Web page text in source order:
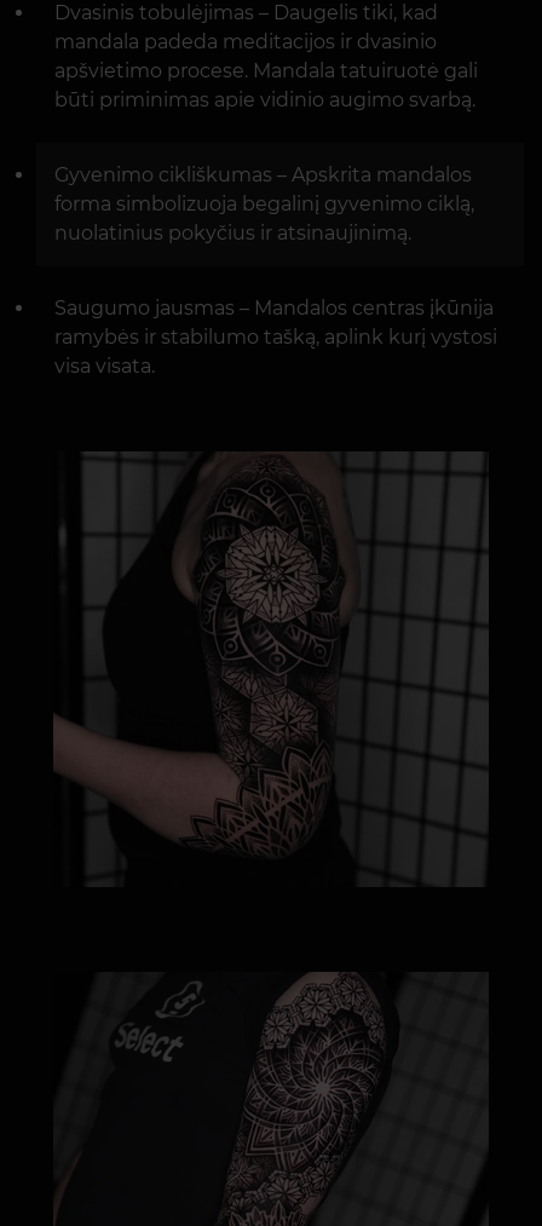
Dvasinis tobulėjimas – Daugelis tiki, kad
mandala padeda meditacijos ir dvasinio
apšvietimo procese. Mandala tatuiruotė gali
būti priminimas apie vidinio augimo svarbą.
Gyvenimo cikliškumas – Apskrita mandalos
forma simbolizuoja begalinį gyvenimo ciklą,
nuolatinius pokyčius ir atsinaujinimą.
Saugumo jausmas – Mandalos centras įkūnija
ramybės ir stabilumo tašką, aplink kurį vystosi
visa visata.